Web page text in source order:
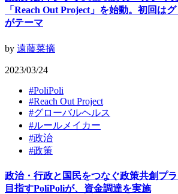
「Reach Out Project」を始動。初回は
がテーマ
by 遠藤菜摘
2023/03/24
#PoliPoli
#Reach Out Project
#グローバルヘルス
#ルールメイカー
#政治
#政策
政治・行政と国民をつなぐ政策共創プ
目指すPoliPoliが、資金調達を実施